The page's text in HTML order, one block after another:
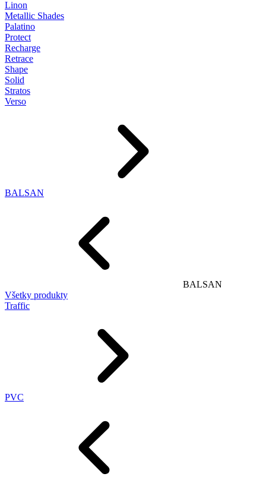
Linon
Metallic Shades
Palatino
Protect
Recharge
Retrace
Shape
Solid
Stratos
Verso
BALSAN
BALSAN
Všetky produkty
Traffic
PVC